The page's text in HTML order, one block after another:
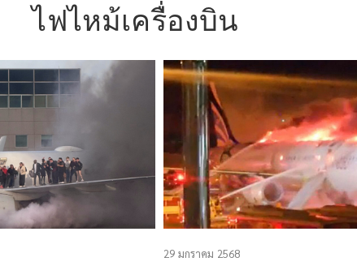
ไฟไหม้เครื่องบิน
29 มกราคม 2568